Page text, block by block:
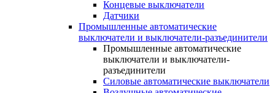
Концевые выключатели
Датчики
Промышленные автоматические
выключатели и выключатели-разъединители
Промышленные автоматические
выключатели и выключатели-
разъединители
Силовые автоматические выключатели